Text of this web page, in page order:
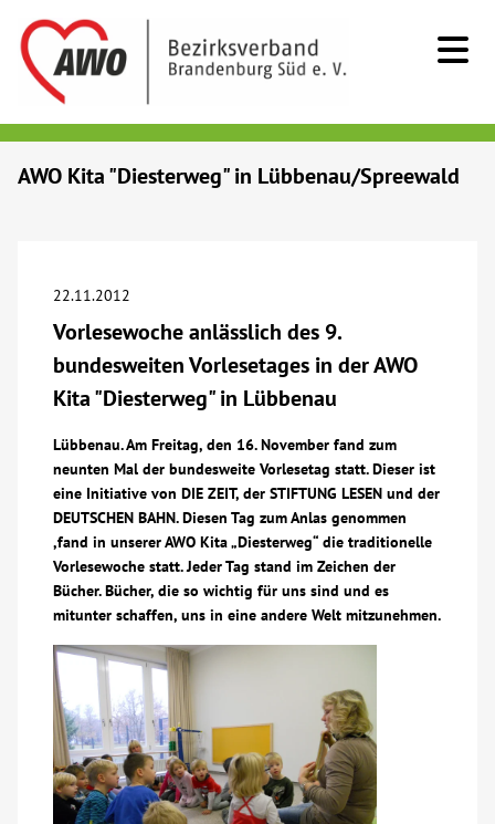
Beratung & Hilfe
Begegnung
Bildung
Über uns
Veranstaltungen
Spenden
Mitmachen
Karriere
AWO Kita "Diesterweg" in Lübbenau/Spreewald
22.11.2012
Vorlesewoche anlässlich des 9.
bundesweiten Vorlesetages in der AWO
Kita "Diesterweg" in Lübbenau
Lübbenau. Am Freitag, den 16. November fand zum
neunten Mal der bundesweite Vorlesetag statt. Dieser ist
eine Initiative von DIE ZEIT, der STIFTUNG LESEN und der
DEUTSCHEN BAHN. Diesen Tag zum Anlas genommen
,fand in unserer AWO Kita „Diesterweg“ die traditionelle
Vorlesewoche statt. Jeder Tag stand im Zeichen der
Bücher. Bücher, die so wichtig für uns sind und es
mitunter schaffen, uns in eine andere Welt mitzunehmen.